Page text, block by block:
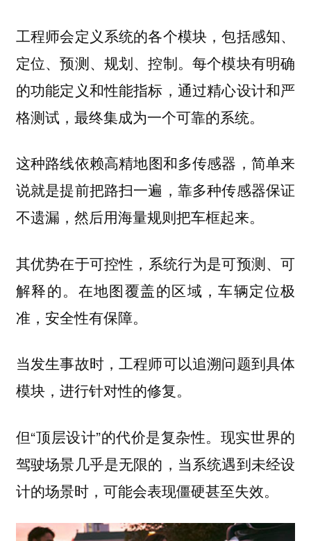
工程师会定义系统的各个模块，包括感知、
定位、预测、规划、控制。每个模块有明确
的功能定义和性能指标，通过精心设计和严
格测试，最终集成为一个可靠的系统。
这种路线依赖高精地图和多传感器 ，简单来
说就是提前把路扫一遍，靠多种传感器保证
不遗漏，然后用海量规则把车框起来。
其优势在于可控性 ，系统行为是可预测、可
解释的。在地图覆盖的区域，车辆定位极
准，安全性有保障。
当发生事故时，工程师可以追溯问题到具体
模块，进行针对性的修复。
但“顶层设计”的代价是复杂性。现实世界的
驾驶场景几乎是无限的，当系统遇到未经设
计的场景时，可能会表现僵硬甚至失效。